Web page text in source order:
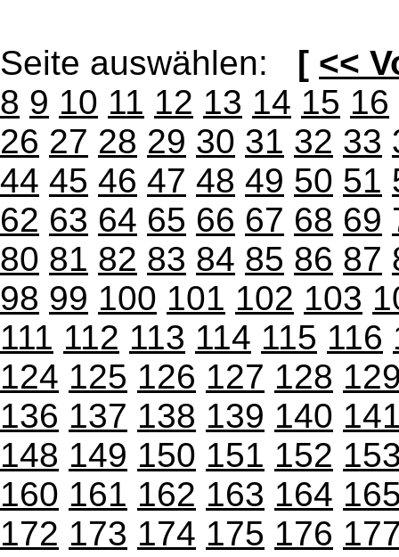
Seite auswählen: [ <<
8 9 10 11 12 13 14 15 16
26 27 28 29 30 31 32 33
44 45 46 47 48 49 50 51
62 63 64 65 66 67 68 69
80 81 82 83 84 85 86 87
98 99 100 101 102 103
111 112 113 114 115 116
124 125 126 127 128
136 137 138 139 140
148 149 150 151 152
160 161 162 163 164
172 173 174 175 176